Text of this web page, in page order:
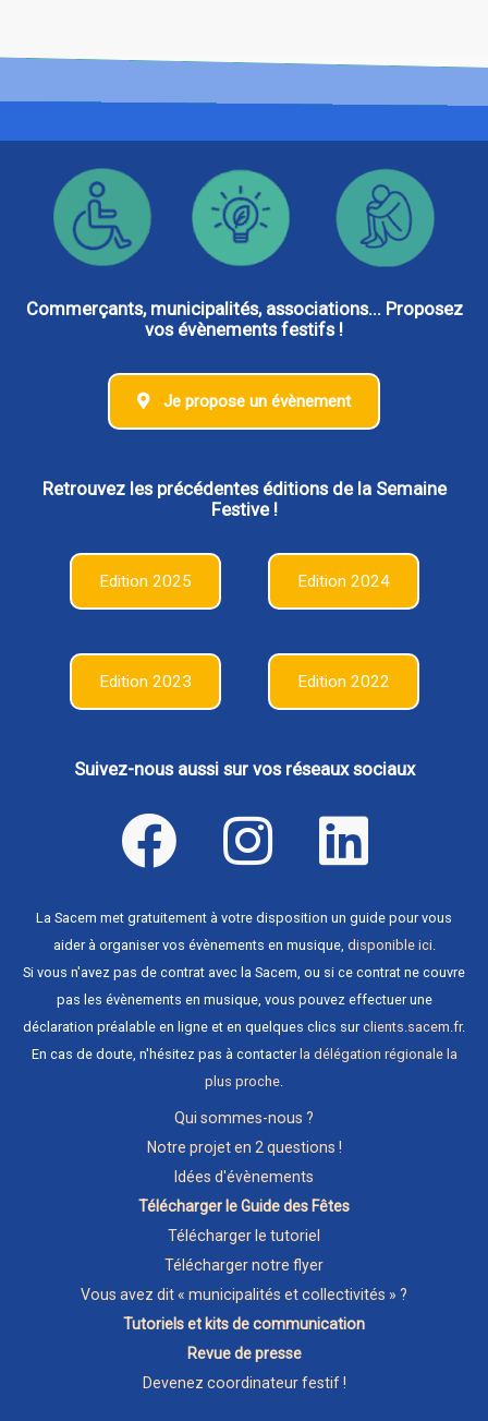
Commerçants, municipalités, associations... Proposez
vos évènements festifs !
Je propose un évènement
Retrouvez les précédentes éditions de la Semaine
Festive !
Edition 2025 Edition 2024
Edition 2023 Edition 2022
Suivez-nous aussi sur vos réseaux sociaux
La Sacem met gratuitement à votre disposition un guide pour vous
aider à organiser vos évènements en musique, disponible ici.
Si vous n'avez pas de contrat avec la Sacem, ou si ce contrat ne couvre
pas les évènements en musique, vous pouvez effectuer une
déclaration préalable en ligne et en quelques clics surclients.sacem.fr.
En cas de doute, n'hésitez pas à contacter la délégation régionale la
plus proche.
Qui sommes-nous ?
Notre projet en 2 questions !
Idées d'évènements
Télécharger le Guide des Fêtes
Télécharger le tutoriel
Télécharger notre flyer
Vous avez dit « municipalités et collectivités » ?
Tutoriels et kits de communication
Revue de presse
Devenez coordinateur festif !